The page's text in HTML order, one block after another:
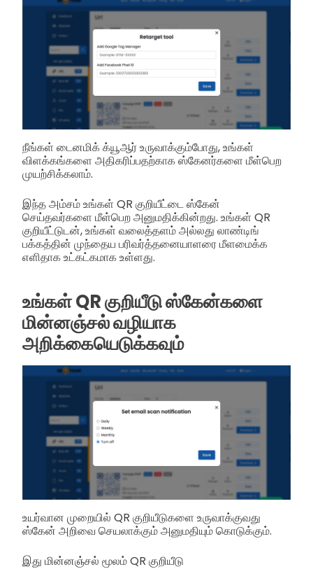
நீங்கள் டைனமிக் க்யூஆர் உருவாக்கும்போது, உங்கள்
விளக்கங்களை அதிகரிப்பதற்காக ஸ்கேனர்களை மீள்பெற
முயற்சிக்கலாம்.
இந்த அம்சம் உங்கள் QR குறியீட்டை ஸ்கேன்
செய்தவர்களை மீள்பெற அனுமதிக்கின்றது. உங்கள் QR
குறியீட்டுடன், உங்கள் வலைத்தளம் அல்லது லாண்டிங்
பக்கத்தின் முந்தைய பரிவர்த்தனையாளரை மீளமைக்க
எளிதாக உட்கட்கமாக உள்ளது.
உங்கள் QR குறியீடு ஸ்கேன்களை
மின்னஞ்சல் வழியாக
அறிக்கையெடுக்கவும்
உயர்வான முறையில் QR குறியீடுகளை உருவாக்குவது
ஸ்கேன் அறிவை செயலாக்கும் அனுமதியும் கொடுக்கும்.
இது மின்னஞ்சல் மூலம் QR குறியீடு